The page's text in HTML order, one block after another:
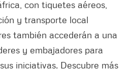
con tiquetes aéreos,
y transporte local
también accederán a una
y embajadores para
iniciativas. Descubre más